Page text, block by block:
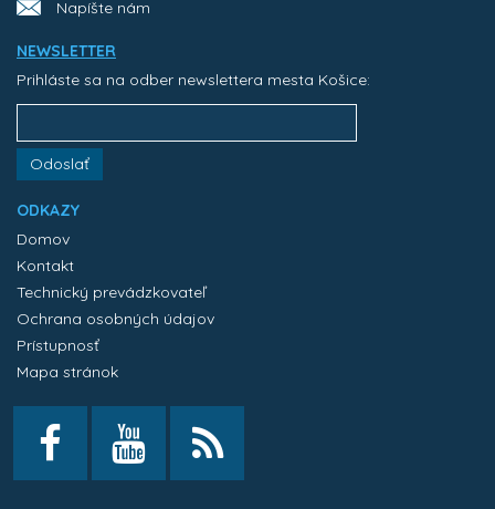
Napíšte nám
NEWSLETTER
Prihláste sa na odber newslettera mesta Košice:
Odoslať
ODKAZY
Domov
Kontakt
Technický prevádzkovateľ
Ochrana osobných údajov
Prístupnosť
Mapa stránok